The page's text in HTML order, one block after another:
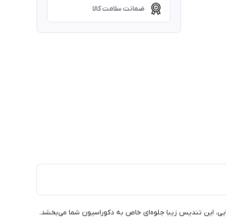
ضمانت سلامت کالا
این تندیس زیبا جلوه‌ای خاص به دکوراسیون شما می‌بخشد.